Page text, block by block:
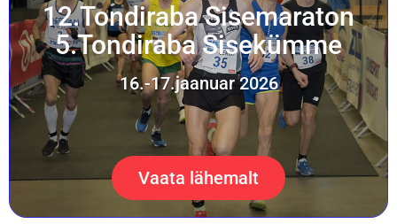
12.Tondiraba Sisemaraton
5.Tondiraba Sisekümme
16.-17.jaanuar 2026
Vaata lähemalt